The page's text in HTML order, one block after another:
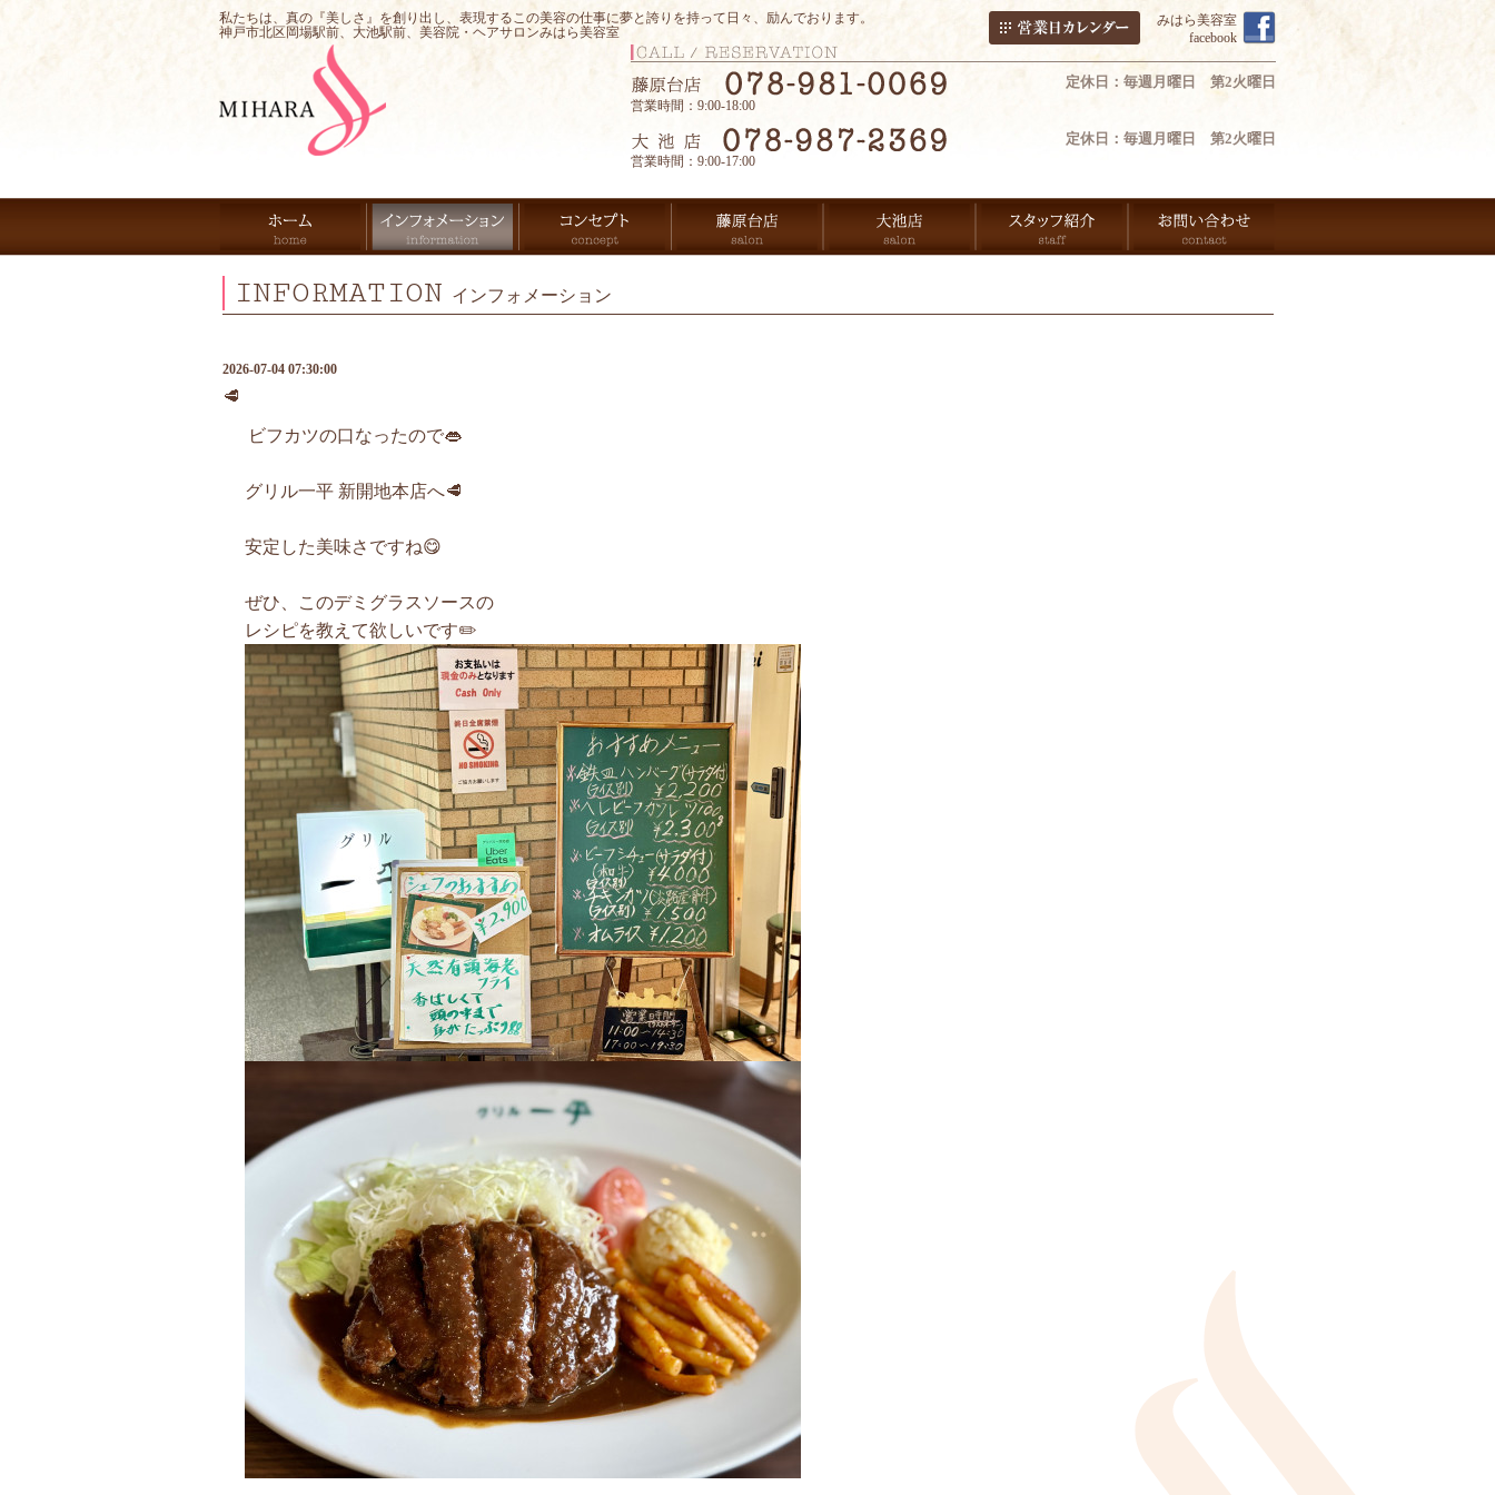
私たちは、真の『美しさ』を創り出し、表現するこの美容の仕事に夢と誇りを持って日々、励んでおります。
神戸市北区岡場駅前、大池駅前、美容院・ヘアサロンみはら美容室
みはら美容室
facebook
定休日：毎週月曜日 第2火曜日
営業時間：9:00-18:00
定休日：毎週月曜日 第2火曜日
営業時間：9:00-17:00
INFORMATION インフォメーション
2026-07-04 07:30:00
🥩
ビフカツの口なったので👄
グリル一平 新開地本店へ🥩
安定した美味さですね😋
ぜひ、このデミグラスソースの
レシピを教えて欲しいです✏️